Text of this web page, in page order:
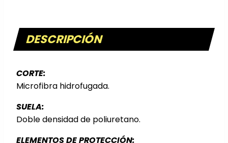
DESCRIPCIÓN
CORTE:
Microfibra hidrofugada.
SUELA:
Doble densidad de poliuretano.
ELEMENTOS DE PROTECCIÓN: